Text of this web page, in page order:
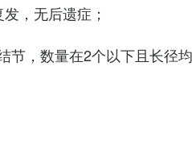
，无后遗症；
节，数量在2个以下且长径